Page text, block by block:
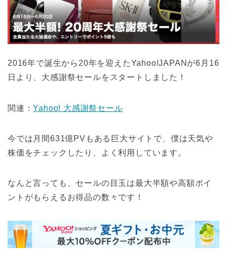
2016年で誕生から20年を迎えたYahoo!JAPANが6月16
日より、大感謝祭セールをスタートしました！
関連：Yahoo! 大感謝祭セール
今では月間631億PVもある巨大サイトで、僕は天気や
株価をチェックしたり、よく利用しています。
なんと言っても、セールの目玉は最大半額や高額ポイ
ントがもらえるお得品の数々です！